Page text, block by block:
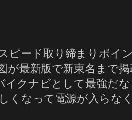
ピード取り締まりポイ
最新版で新東名まで
クナビとして最強だ
なって電源が入らな